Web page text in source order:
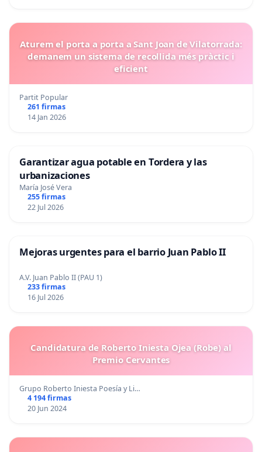
Aturem el porta a porta a Sant Joan de Vilatorrada:
demanem un sistema de recollida més pràctic i
eficient
Partit Popular
261 firmas
14 Jan 2026
Garantizar agua potable en Tordera y las
urbanizaciones
María José Vera
255 firmas
22 Jul 2026
Mejoras urgentes para el barrio Juan Pablo II
A.V. Juan Pablo II (PAU 1)
233 firmas
16 Jul 2026
Candidatura de Roberto Iniesta Ojea (Robe) al
Premio Cervantes
Grupo Roberto Iniesta Poesía y Li…
4 194 firmas
20 Jun 2024